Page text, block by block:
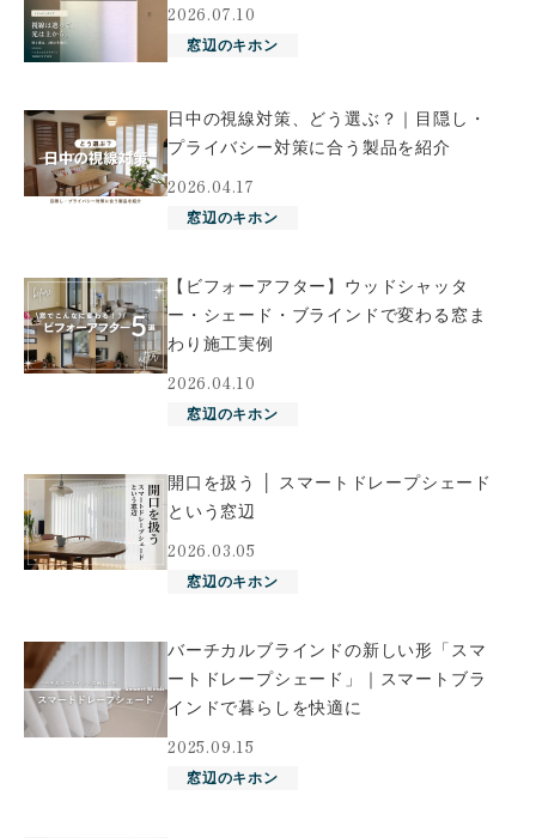
2026.07.10
窓辺のキホン
日中の視線対策、どう選ぶ？｜目隠し・
プライバシー対策に合う製品を紹介
2026.04.17
窓辺のキホン
【ビフォーアフター】ウッドシャッタ
ー・シェード・ブラインドで変わる窓ま
わり施工実例
2026.04.10
窓辺のキホン
開口を扱う │ スマートドレープシェード
という窓辺
2026.03.05
窓辺のキホン
バーチカルブラインドの新しい形「スマ
ートドレープシェード」｜スマートブラ
インドで暮らしを快適に
2025.09.15
窓辺のキホン